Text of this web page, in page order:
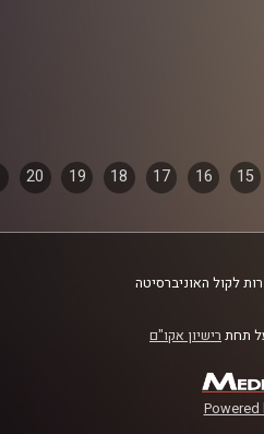
15
16
17
18
19
20
לקול האוניברסיטה
תחת רישיון אקו"ם
Powered